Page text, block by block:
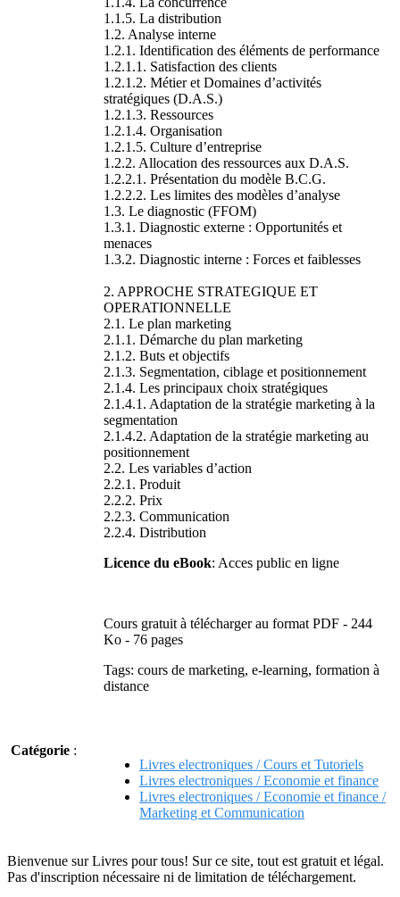
1.1.5. La distribution
1.2. Analyse interne
1.2.1. Identification des éléments de performance
1.2.1.1. Satisfaction des clients
1.2.1.2. Métier et Domaines d’activités
stratégiques (D.A.S.)
1.2.1.3. Ressources
1.2.1.4. Organisation
1.2.1.5. Culture d’entreprise
1.2.2. Allocation des ressources aux D.A.S.
1.2.2.1. Présentation du modèle B.C.G.
1.2.2.2. Les limites des modèles d’analyse
1.3. Le diagnostic (FFOM)
1.3.1. Diagnostic externe : Opportunités et
menaces
1.3.2. Diagnostic interne : Forces et faiblesses
2. APPROCHE STRATEGIQUE ET
OPERATIONNELLE
2.1. Le plan marketing
2.1.1. Démarche du plan marketing
2.1.2. Buts et objectifs
2.1.3. Segmentation, ciblage et positionnement
2.1.4. Les principaux choix stratégiques
2.1.4.1. Adaptation de la stratégie marketing à la
segmentation
2.1.4.2. Adaptation de la stratégie marketing au
positionnement
2.2. Les variables d’action
2.2.1. Produit
2.2.2. Prix
2.2.3. Communication
2.2.4. Distribution
Licence du eBook: Acces public en ligne
Cours gratuit à télécharger au format PDF - 244
Ko - 76 pages
Tags: cours de marketing, e-learning, formation à
distance
Catégorie :
Livres electroniques / Cours et Tutoriels
Livres electroniques / Economie et finance
Livres electroniques / Economie et finance /
Marketing et Communication
Bienvenue sur Livres pour tous! Sur ce site, tout est gratuit et légal.
Pas d'inscription nécessaire ni de limitation de téléchargement.